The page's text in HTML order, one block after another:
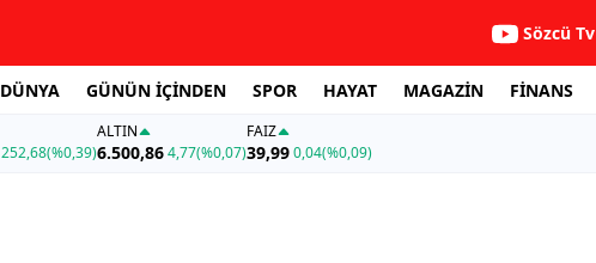
Sözcü Tv
DÜNYA GÜNÜN İÇİNDEN SPOR HAYAT MAGAZİN FİNANS
252,68(%0,39)
ALTIN
6.500,864,77(%0,07)
FAİZ
39,990,04(%0,09)